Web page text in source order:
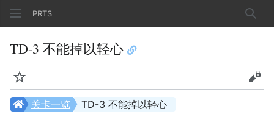
PRTS 搜索
TD-3 不能掉以轻心
监视 查看
TD-3 不能掉以轻心
关卡一览